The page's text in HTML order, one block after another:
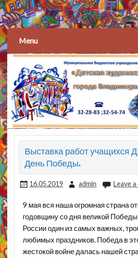
Детская
школа
Menu
Выставка работ учащихся
День Победы.
16.05.2019 admin Leave
9 мая вся наша огромная страна
годовщину со дня великой
России один из самых важных,
любимых праздников. Победа в
жестокой войне далась нашей